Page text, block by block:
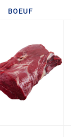
BOEUF